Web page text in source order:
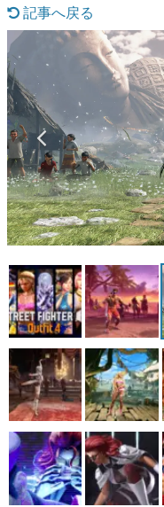
特集記事
女性向け
アプリレビュー
その他
電ファミニコゲーマーと
運営：株式会社マレ
記事へ戻る